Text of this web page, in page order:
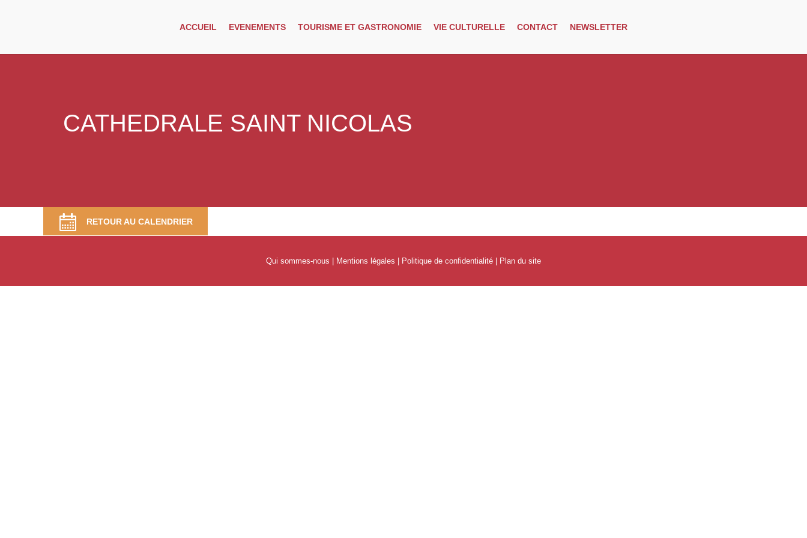
ACCUEIL EVENEMENTS TOURISME ET GASTRONOMIE VIE CULTURELLE CONTACT NEWSLETTER
CATHEDRALE SAINT NICOLAS
RETOUR AU CALENDRIER
Qui sommes-nous Mentions légales Politique de confidentialité Plan du site